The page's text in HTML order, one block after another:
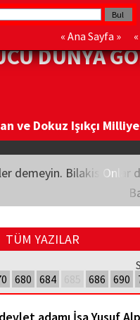
« Ana Sayfa » «
DÜNYA
ve Dokuz Işıkçı
demeyin. Bilakis Onlar
TÜM YAZILAR
680 684 686 690